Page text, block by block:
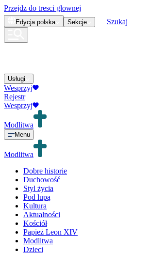
Przejdz do tresci glownej
Edycja polska Sekcje Szukaj
Usługi
Wesprzyj
Rejestr
Wesprzyj
Modlitwa
Menu
Modlitwa
Dobre historie
Duchowość
Styl życia
Pod lupą
Kultura
Aktualności
Kościół
Papież Leon XIV
Modlitwa
Dzieci